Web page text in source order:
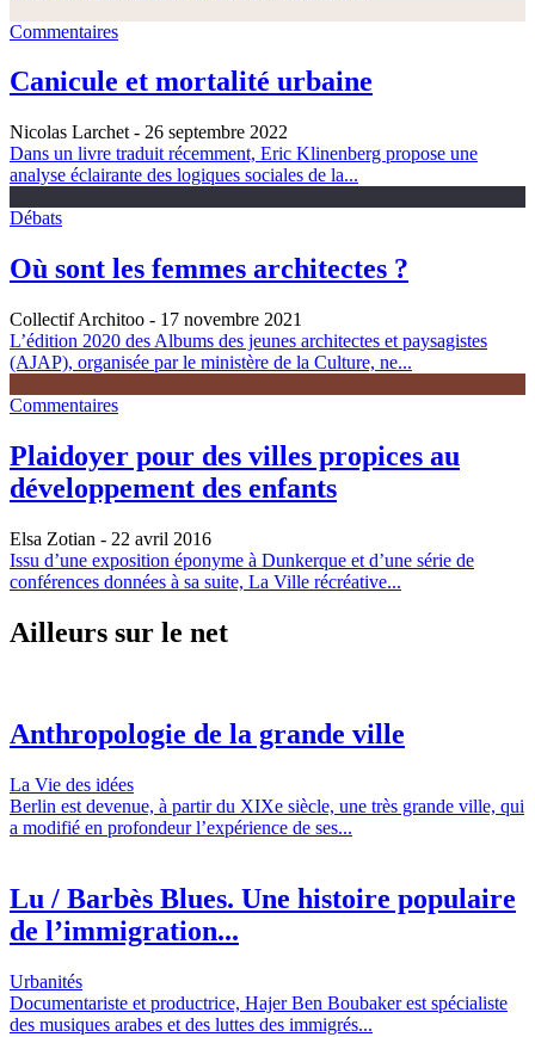
Commentaires
Canicule et mortalité urbaine
Nicolas Larchet - 26 septembre 2022
Dans un livre traduit récemment, Eric Klinenberg propose une
analyse éclairante des logiques sociales de la...
Débats
Où sont les femmes architectes ?
Collectif Architoo - 17 novembre 2021
L’édition 2020 des Albums des jeunes architectes et paysagistes
(AJAP), organisée par le ministère de la Culture, ne...
Commentaires
Plaidoyer pour des villes propices au
développement des enfants
Elsa Zotian - 22 avril 2016
Issu d’une exposition éponyme à Dunkerque et d’une série de
conférences données à sa suite, La Ville récréative...
Ailleurs sur le net
Anthropologie de la grande ville
La Vie des idées
Berlin est devenue, à partir du XIXe siècle, une très grande ville, qui
a modifié en profondeur l’expérience de ses...
Lu / Barbès Blues. Une histoire populaire
de l’immigration...
Urbanités
Documentariste et productrice, Hajer Ben Boubaker est spécialiste
des musiques arabes et des luttes des immigrés...